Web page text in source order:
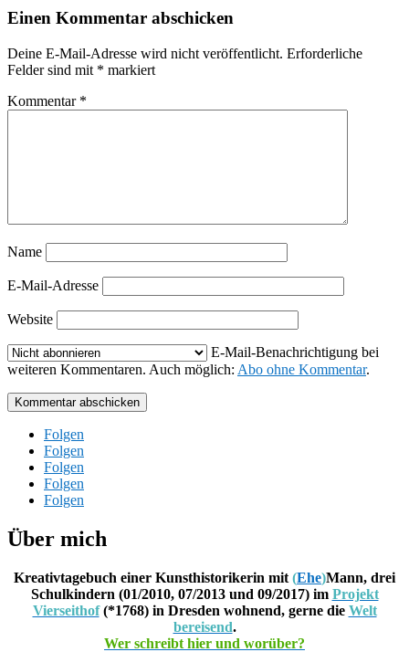
Einen Kommentar abschicken
Deine E-Mail-Adresse wird nicht veröffentlicht. Erforderliche
Felder sind mit * markiert
Kommentar *
Name
E-Mail-Adresse
Website
E-Mail-Benachrichtigung bei
weiteren Kommentaren. Auch möglich: Abo ohne Kommentar.
Kommentar abschicken
Folgen
Folgen
Folgen
Folgen
Folgen
Über mich
Kreativtagebuch einer Kunsthistorikerin mit (Ehe)Mann, drei
Schulkindern (01/2010, 07/2013 und 09/2017) im Projekt
Vierseithof(*1768) in Dresden wohnend, gerne die Welt
bereisend.
Wer schreibt hier und worüber?